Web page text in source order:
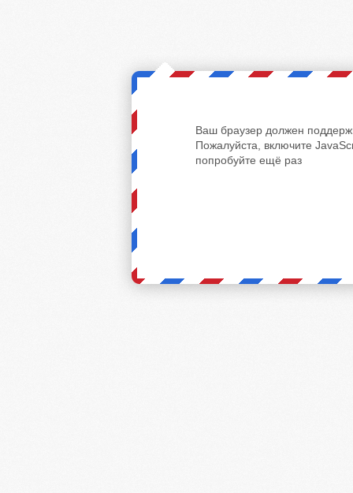
Ваш браузер должен
Пожалуйста, включите
попробуйте ещё раз